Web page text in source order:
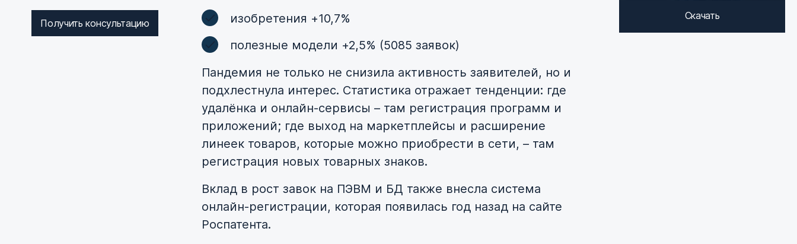
изобретения +10,7%
полезные модели +2,5% (5085 заявок)
Пандемия не только не снизила активность заявителей, но и
подхлестнула интерес. Статистика отражает тенденции: где
удалёнка и онлайн-сервисы – там регистрация программ и
приложений; где выход на маркетплейсы и расширение
линеек товаров, которые можно приобрести в сети, – там
регистрация новых товарных знаков.
Вклад в рост завок на ПЭВМ и БД также внесла система
онлайн-регистрации, которая появилась год назад на сайте
Роспатента.
Получить консультацию
Скачать